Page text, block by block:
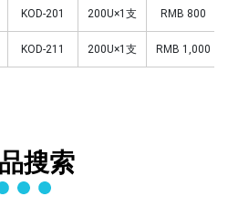
KOD-201 200U×1支 RMB 800
KOD-211 200U×1支 RMB 1,000
搜索